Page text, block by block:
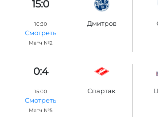
15:0
10:30
Смотреть
Матч №2
Дмитров
0:4
15:00
Смотреть
Матч №5
Спартак